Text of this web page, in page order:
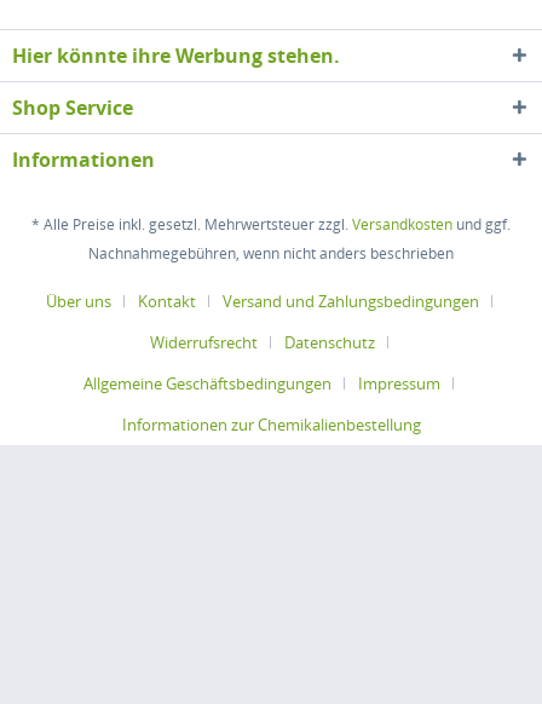
Hier könnte ihre Werbung stehen.
Shop Service
Informationen
* Alle Preise inkl. gesetzl. Mehrwertsteuer zzgl.Versandkosten und ggf.
Nachnahmegebühren, wenn nicht anders beschrieben
Über uns Kontakt
Versand und Zahlungsbedingungen
Widerrufsrecht
Datenschutz
Allgemeine Geschäftsbedingungen
Impressum
Informationen zur Chemikalienbestellung